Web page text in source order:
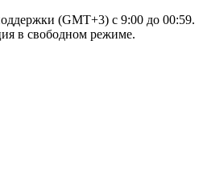
(GMT+3) c 9:00 до 00:59.
в свободном режиме.